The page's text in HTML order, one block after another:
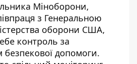
Міноборони,
з Генеральною
оборони США,
контроль за
допомоги.